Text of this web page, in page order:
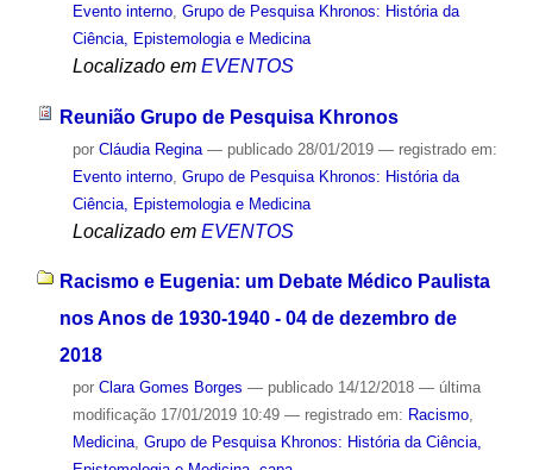
Evento interno, Grupo de Pesquisa Khronos: História da
Ciência, Epistemologia e Medicina
Localizado em EVENTOS
Reunião Grupo de Pesquisa Khronos
por Cláudia Regina — publicado28/01/2019 — registrado em:
Evento interno, Grupo de Pesquisa Khronos: História da
Ciência, Epistemologia e Medicina
Localizado em EVENTOS
Racismo e Eugenia: um Debate Médico Paulista
nos Anos de 1930-1940 - 04 de dezembro de
2018
por Clara Gomes Borges — publicado14/12/2018 — última
modificação17/01/2019 10:49 — registrado em: Racismo,
Medicina, Grupo de Pesquisa Khronos: História da Ciência,